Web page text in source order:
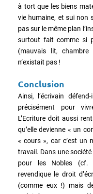
à tort que les biens
vie humaine, et sui non
pas sur le même plan
surtout fait comme si
(mauvais lit,
n’existait pas !
Conclusion
Ainsi, l’écrivain
précisément pour
L’Ecriture doit aussi
qu’elle devienne « un
« cours », car c’est un
travail. Dans une
pour les Nobles (cf.
revendique le droit
(comme eux !) mais